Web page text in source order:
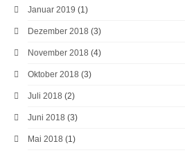
Januar 2019 (1)
Dezember 2018 (3)
November 2018 (4)
Oktober 2018 (3)
Juli 2018 (2)
Juni 2018 (3)
Mai 2018 (1)